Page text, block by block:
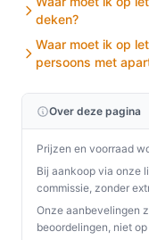
Conclusie
De Hotserie
keuze voor
en comfort. Met
elke slaapkamer of
Ontdek alle
deken?
Waar moet ik op
persoons met
Over deze pagina
Prijzen en voorraad
Bij aankoop via onze
commissie, zonder
Onze aanbevelingen
beoordelingen, niet